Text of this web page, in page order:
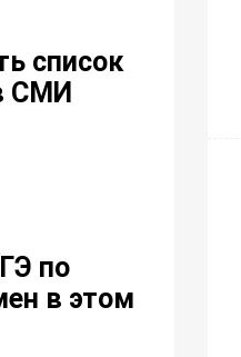
список
СМИ
по
в этом